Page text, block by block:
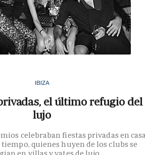
IBIZA
el último refugio del
lujo
celebraban fiestas privadas en
tiempo, quienes huyen de los clubs se